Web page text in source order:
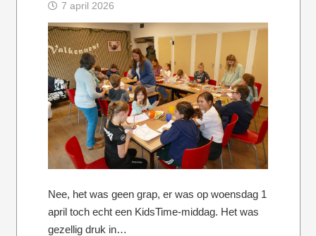
7 april 2026
Nee, het was geen grap, er was op woensdag 1
april toch echt een KidsTime-middag. Het was
gezellig druk in…